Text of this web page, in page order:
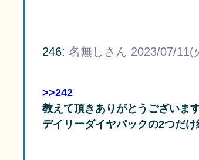
246: 名無しさん 2023/07/11(
>>242
教えて頂きありがとうございます
デイリーダイヤパックの2つだ